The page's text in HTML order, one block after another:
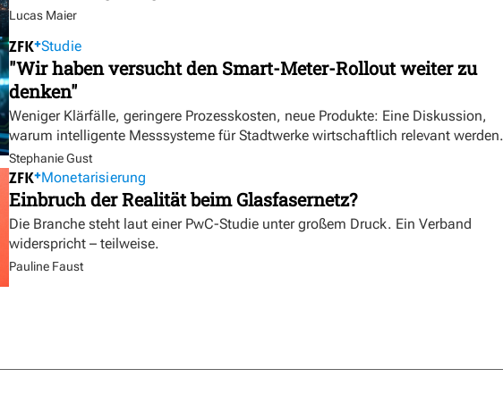
Lucas Maier
Studie
"Wir haben versucht den Smart-Meter-Rollout weiter zu
denken"
Weniger Klärfälle, geringere Prozesskosten, neue Produkte: Eine Diskussion,
warum intelligente Messsysteme für Stadtwerke wirtschaftlich relevant werden.
Stephanie Gust
Monetarisierung
Einbruch der Realität beim Glasfasernetz?
Die Branche steht laut einer PwC-Studie unter großem Druck. Ein Verband
widerspricht – teilweise.
Pauline Faust